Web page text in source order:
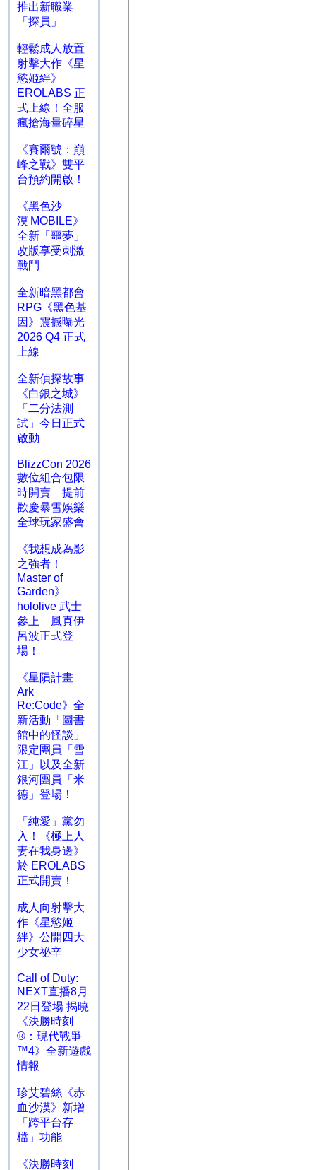
推出新職業
「探員」
輕鬆成人放置
射擊大作《星
慾姬絆》
EROLABS 正
式上線！全服
瘋搶海量碎星
《賽爾號：巔
峰之戰》雙平
台預約開啟！
《黑色沙
漠 MOBILE》
全新「噩夢」
改版享受刺激
戰鬥
全新暗黑都會
RPG《黑色基
因》震撼曝光
2026 Q4 正式
上線
全新偵探故事
《白銀之城》
「二分法測
試」今日正式
啟動
BlizzCon 2026
數位組合包限
時開賣 提前
歡慶暴雪娛樂
全球玩家盛會
《我想成為影
之強者！
Master of
Garden》
hololive 武士
參上 風真伊
呂波正式登
場！
《星隕計畫
Ark
Re:Code》全
新活動「圖書
館中的怪談」
限定團員「雪
江」以及全新
銀河團員「米
德」登場！
「純愛」黨勿
入！《極上人
妻在我身邊》
於 EROLABS
正式開賣！
成人向射擊大
作《星慾姬
絆》公開四大
少女祕辛
Call of Duty:
NEXT直播8月
22日登場 揭曉
《決勝時刻
®：現代戰爭
™4》全新遊戲
情報
珍艾碧絲《赤
血沙漠》新增
「跨平台存
檔」功能
《決勝時刻